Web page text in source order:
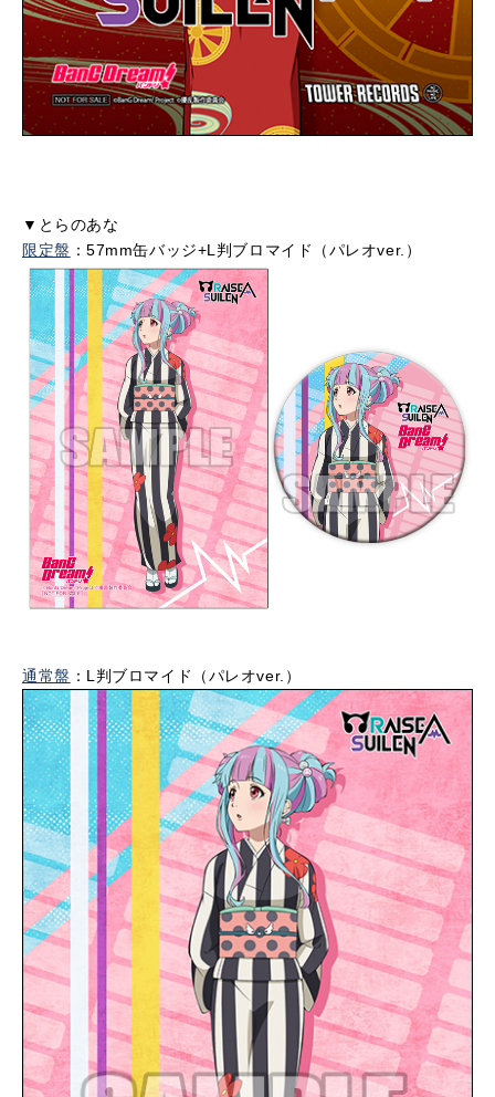
▼とらのあな
限定盤 ：57mm缶バッジ+L判ブロマイド（パレオver.）
通常盤 ：L判ブロマイド（パレオver.）